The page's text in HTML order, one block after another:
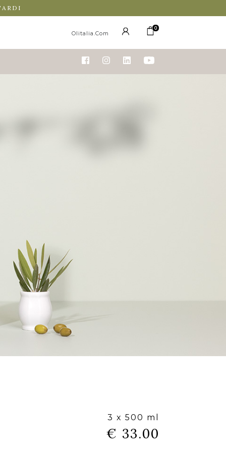
Olitalia.com
0
3 x 500 ml
€ 33.00